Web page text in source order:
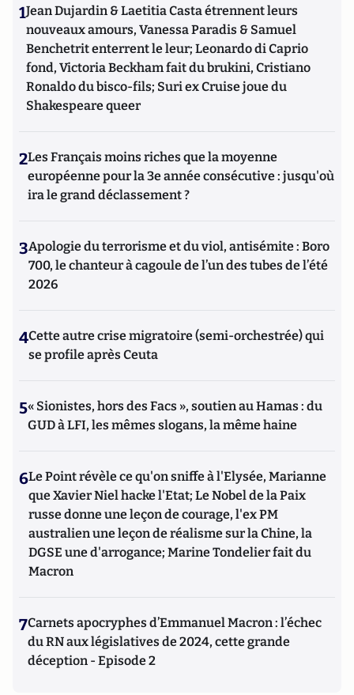
1Jean Dujardin & Laetitia Casta étrennent leurs
nouveaux amours, Vanessa Paradis & Samuel
Benchetrit enterrent le leur; Leonardo di Caprio
fond, Victoria Beckham fait du brukini, Cristiano
Ronaldo du bisco-fils; Suri ex Cruise joue du
Shakespeare queer
2Les Français moins riches que la moyenne
européenne pour la 3e année consécutive : jusqu'où
ira le grand déclassement ?
3Apologie du terrorisme et du viol, antisémite : Boro
700, le chanteur à cagoule de l’un des tubes de l’été
2026
4Cette autre crise migratoire (semi-orchestrée) qui
se profile après Ceuta
5« Sionistes, hors des Facs », soutien au Hamas : du
GUD à LFI, les mêmes slogans, la même haine
6Le Point révèle ce qu'on sniffe à l'Elysée, Marianne
que Xavier Niel hacke l'Etat; Le Nobel de la Paix
russe donne une leçon de courage, l'ex PM
australien une leçon de réalisme sur la Chine, la
DGSE une d'arrogance; Marine Tondelier fait du
Macron
7Carnets apocryphes d’Emmanuel Macron : l’échec
du RN aux législatives de 2024, cette grande
déception - Episode 2